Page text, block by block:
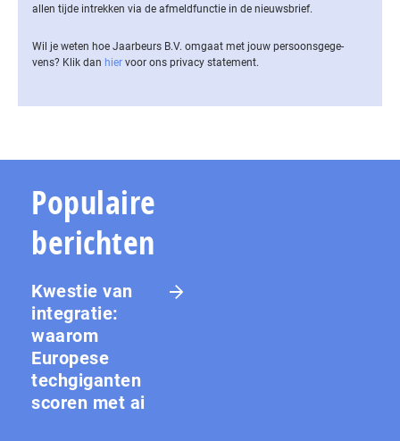
allen tijde intrekken via de af­meld­func­tie in de nieuwsbrief.
Wil je weten hoe Jaarbeurs B.V. omgaat met jouw per­soons­ge­ge­
vens? Klik dan hier voor ons privacy statement.
Populaire
berichten
Kwestie van
integratie:
waarom
Europese
techgiganten
scoren met ai